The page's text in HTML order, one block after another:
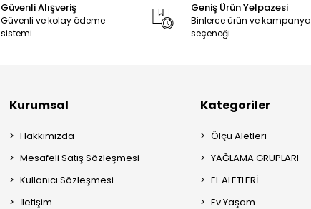
Güvenli Alışveriş
Güvenli ve kolay ödeme
sistemi
Geniş Ürün Yelpazesi
Binlerce ürün ve kampanya
seçeneği
Kurumsal
Hakkımızda
Mesafeli Satış Sözleşmesi
Kullanıcı Sözleşmesi
İletişim
Kategoriler
Ölçü Aletleri
YAĞLAMA GRUPLARI
EL ALETLERİ
Ev Yaşam